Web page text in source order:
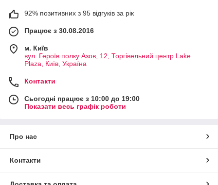
92% позитивних з 95 відгуків за рік
Працює з 30.08.2016
м. Київ
вул. Героїв полку Азов, 12, Торгівельний центр Lake
Plaza, Київ, Україна
Контакти
Сьогодні працює з 10:00 до 19:00
Показати весь графік роботи
Про нас
Контакти